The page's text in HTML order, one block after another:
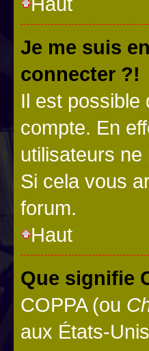
Je me suis
connecter ?!
Il est possible
compte. En
utilisateurs
Si cela vous
forum.
Haut
Que signifie
COPPA (ou
aux États-